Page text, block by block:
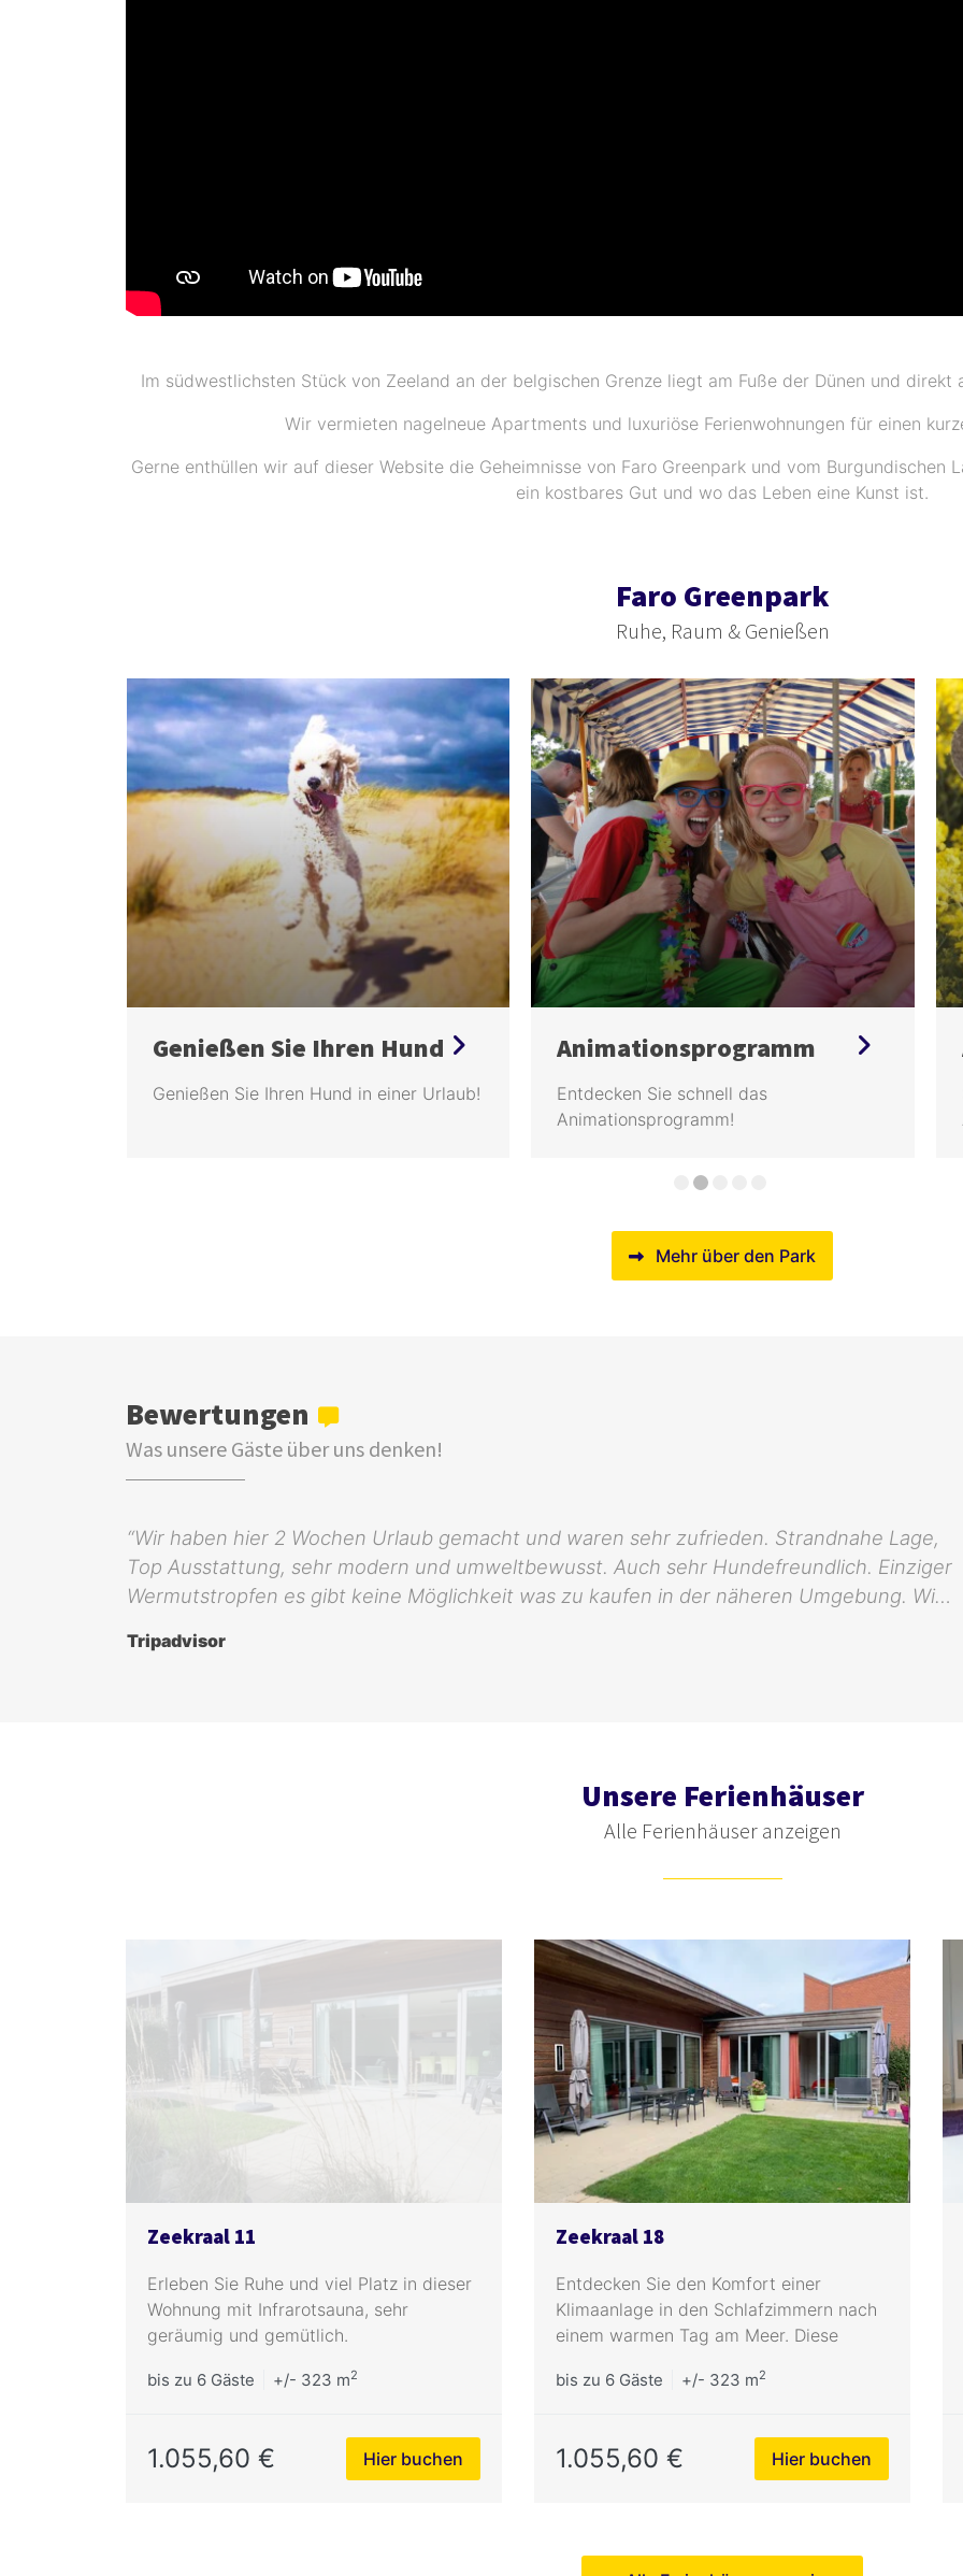
Im südwestlichsten Stück von Zeeland an der belgischen Grenze liegt am Fuße der Dünen und direkt
Wir vermieten nagelneue Apartments und luxuriöse Ferienwohnungen für einen
Gerne enthüllen wir auf dieser Website die Geheimnisse von Faro Greenpark und vom Burgundischen
ein kostbares Gut und wo das Leben eine Kunst ist.
Faro Greenpark
Ruhe, Raum & Genießen
Genießen Sie Ihren Hund
Genießen Sie Ihren Hund in einer Urlaub!
Animationsprogramm
Entdecken Sie schnell das
Animationsprogramm!
Mehr über den Park
Bewertungen
Was unsere Gäste über uns denken!
“Wir haben hier 2 Wochen Urlaub gemacht und waren sehr zufrieden. Strandnahe Lage,
Top Ausstattung, sehr modern und umweltbewusst. Auch sehr Hundefreundlich. Einziger
Wermutstropfen es gibt keine Möglichkeit was zu kaufen in der näheren Umgebung. Wir
Tripadvisor
Unsere Ferienhäuser
Alle Ferienhäuser anzeigen
Zeekraal 11
Erleben Sie Ruhe und viel Platz in dieser
Wohnung mit Infrarotsauna, sehr
geräumig und gemütlich.
bis zu 6 Gäste +/- 323 m2
1.055,60 € Hier buchen
Zeekraal 18
Entdecken Sie den Komfort einer
Klimaanlage in den Schlafzimmern nach
einem warmen Tag am Meer. Diese
Garten.
bis zu 6 Gäste +/- 323 m2
1.055,60 € Hier buchen